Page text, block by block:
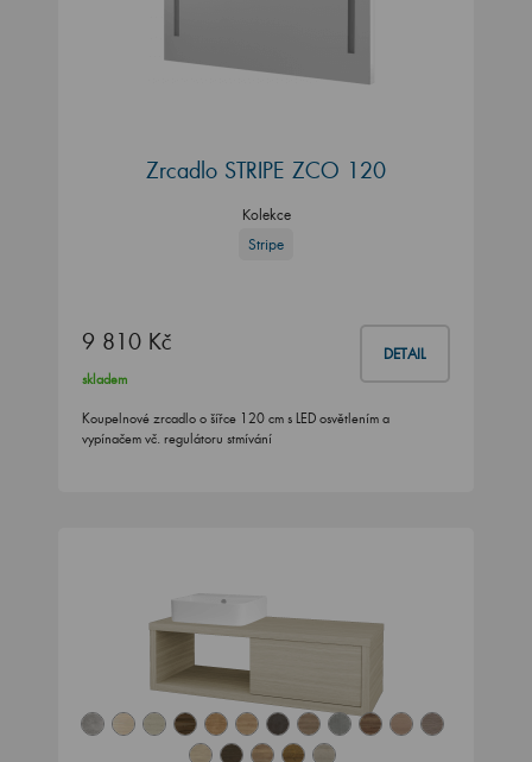
Zrcadlo STRIPE ZCO 120
Kolekce
Stripe
9 810 Kč DETAIL
skladem
Koupelnové zrcadlo o šířce 120 cm s LED osvětlením a
vypínačem vč. regulátoru stmívání